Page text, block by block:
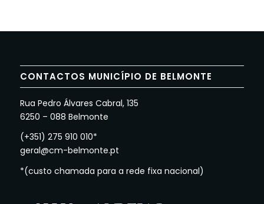
CONTACTOS MUNICÍPIO DE BELMONTE
Rua Pedro Álvares Cabral, 135
6250 – 088 Belmonte
(+351) 275 910 010*
geral@cm-belmonte.pt
*(custo chamada para a rede fixa nacional)